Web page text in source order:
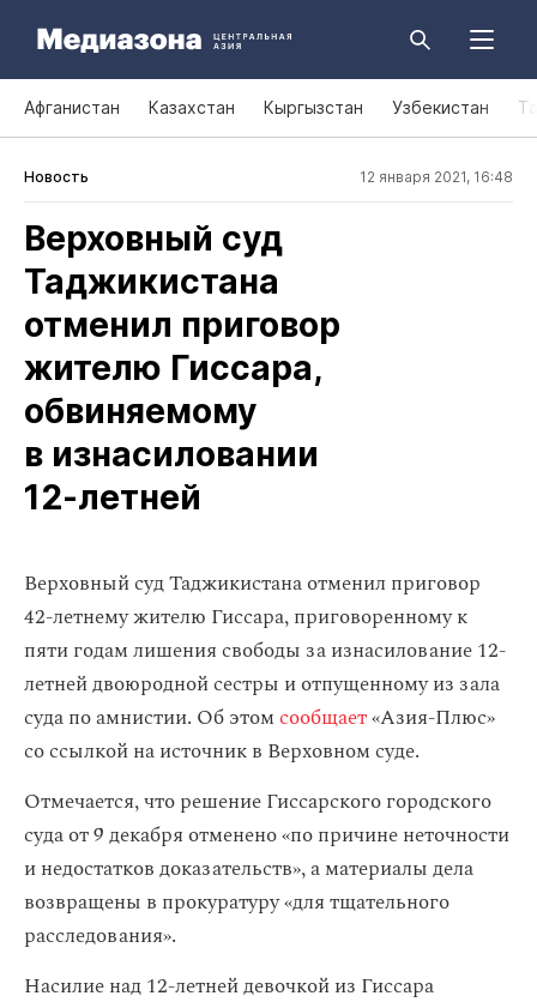
Афганистан Казахстан Кыргызстан Узбекистан
Новость 12 января 2021, 16:48
Верховный суд
Таджикистана
отменил приговор
жителю Гиссара,
обвиняемому
в изнасиловании
12‑летней
Верховный суд Таджикистана отменил приговор
42-летнему жителю Гиссара, приговоренному к
пяти годам лишения свободы за изнасилование 12-
летней двоюродной сестры и отпущенному из зала
суда по амнистии. Об этомсообщает«Азия-Плюс»
со ссылкой на источник в Верховном суде.
Отмечается, что решение Гиссарского городского
суда от 9 декабря отменено «по причине неточности
и недостатков доказательств», а материалы дела
возвращены в прокуратуру «для тщательного
расследования».
Насилие над 12-летней девочкой из Гиссара